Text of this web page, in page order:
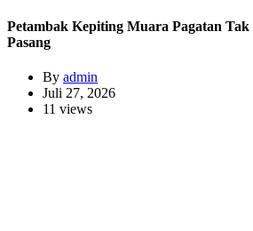
Petambak Kepiting Muara Pagatan
Pasang
By admin
Juli 27, 2026
11 views